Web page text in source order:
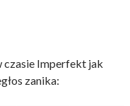
czasie Imperfekt jak
zanika: